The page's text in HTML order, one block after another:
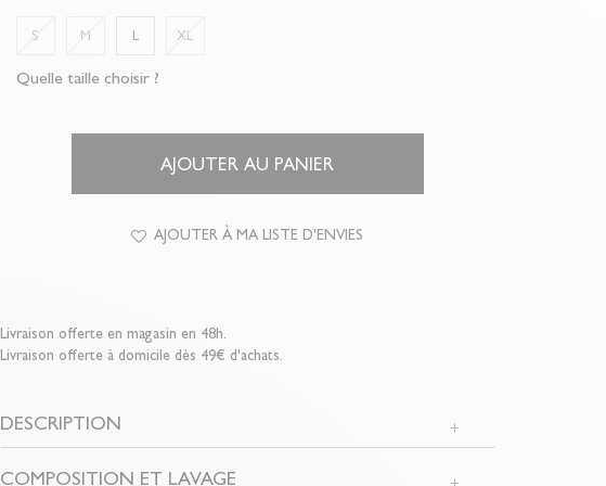
S M L XL
Quelle taille choisir ?
AJOUTER AU PANIER
AJOUTER À MA LISTE D'ENVIES
Livraison offerte en magasin en 48h.
Livraison offerte à domicile dès 49€ d'achats.
DESCRIPTION
COMPOSITION ET LAVAGE